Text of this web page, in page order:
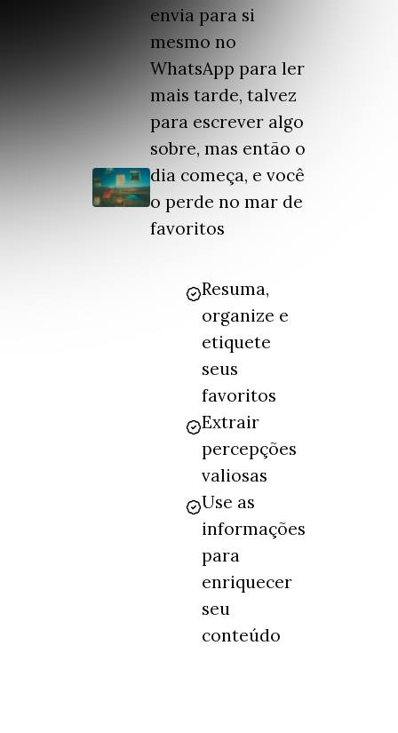
envia para si
mesmo no
WhatsApp para ler
mais tarde, talvez
para escrever algo
sobre, mas então o
dia começa, e você
o perde no mar de
favoritos
Resuma,
organize e
etiquete
seus
favoritos
Extrair
percepções
valiosas
Use as
informações
para
enriquecer
seu
conteúdo